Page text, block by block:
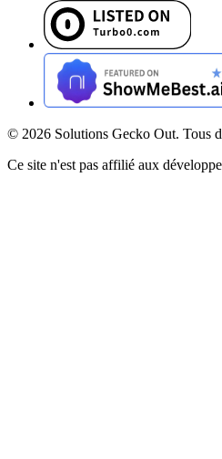
© 2026 Solutions Gecko Out. Tous
Ce site n'est pas affilié aux